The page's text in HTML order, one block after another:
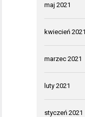
maj 2021
kwiecień 2021
marzec 2021
luty 2021
styczeń 2021